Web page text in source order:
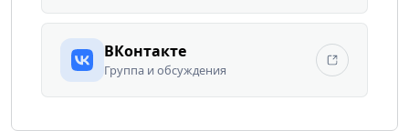
ВКонтакте
Группа и обсуждения